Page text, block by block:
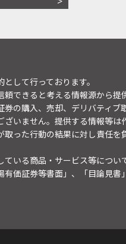
して行っております。
できると考える情報源から
の購入、売却、デリバティ
いません。提供する情報等
取った行動の結果に対し責任
いる商品・サービス等につ
有価証券等書面」、「目論見